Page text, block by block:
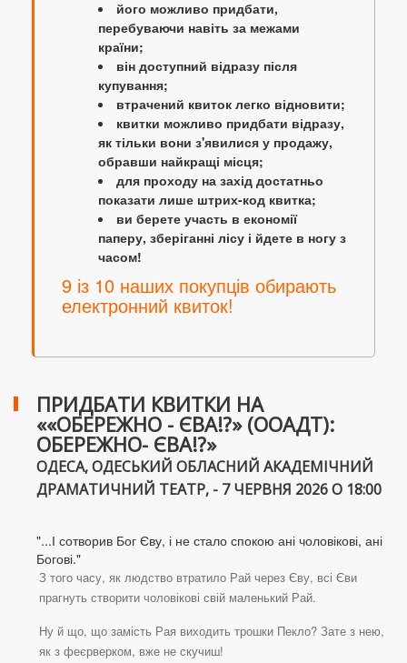
його можливо придбати,
перебуваючи навіть за межами
країни;
він доступний відразу після
купування;
втрачений квиток легко відновити;
квитки можливо придбати відразу,
як тільки вони з'явилися у продажу,
обравши найкращі місця;
для проходу на захід достатньо
показати лише штрих-код квитка;
ви берете участь в економії
паперу, зберіганні лісу і йдете в ногу з
часом!
9 із 10 наших покупців обирають
електронний квиток!
ПРИДБАТИ КВИТКИ НА
««ОБЕРЕЖНО - ЄВА!?» (ООАДТ):
ОБЕРЕЖНО- ЄВА!?»
ОДЕСА, ОДЕСЬКИЙ ОБЛАСНИЙ АКАДЕМІЧНИЙ
ДРАМАТИЧНИЙ ТЕАТР, - 7 ЧЕРВНЯ 2026 О 18:00
"...І сотворив Бог Єву, і не стало спокою ані чоловікові, ані
Богові."
З того часу, як людство втратило Рай через Єву, всі Єви
прагнуть створити чоловікові свій маленький Рай.
Ну й що, що замість Рая виходить трошки Пекло? Зате з нею,
як з феєрверком, вже не скучиш!